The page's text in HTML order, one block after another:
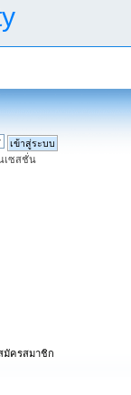
เซสชั่น
มัครสมาชิก